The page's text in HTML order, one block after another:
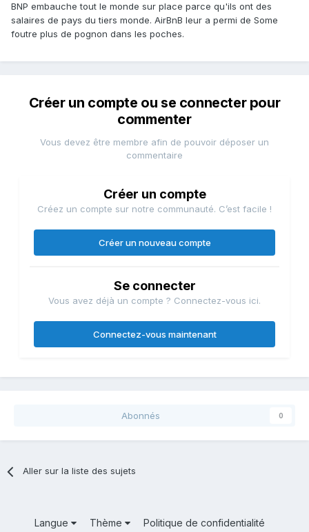
BNP embauche tout le monde sur place parce qu'ils ont des
salaires de pays du tiers monde. AirBnB leur a permi de Some
foutre plus de pognon dans les poches.
Créer un compte ou se connecter pour
commenter
Vous devez être membre afin de pouvoir déposer un
commentaire
Créer un compte
Créez un compte sur notre communauté. C’est facile !
Créer un nouveau compte
Se connecter
Vous avez déjà un compte ? Connectez-vous ici.
Connectez-vous maintenant
Abonnés 0
Aller sur la liste des sujets
Langue Thème
Politique de confidentialité